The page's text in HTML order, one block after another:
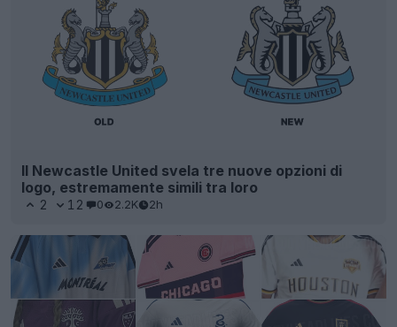
Il Newcastle United svela tre nuove opzioni di
logo, estremamente simili tra loro
2 12 0 2.2K 2h